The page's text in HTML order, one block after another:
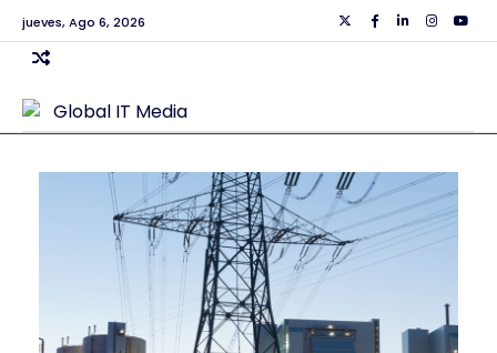
Skip
to
content
jueves, Ago 6, 2026 TwiiterFacebook
Linkedin